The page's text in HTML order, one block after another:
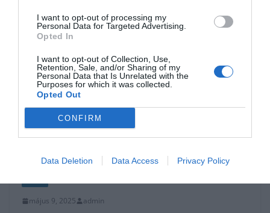
I want to opt-out of processing my
Personal Data for Targeted Advertising.
Opted In
I want to opt-out of Collection, Use,
Retention, Sale, and/or Sharing of my
Personal Data that Is Unrelated with the
Purposes for which it was collected.
Opted Out
CONFIRM
Data Deletion Data Access Privacy Policy
május 9, 2025 admin